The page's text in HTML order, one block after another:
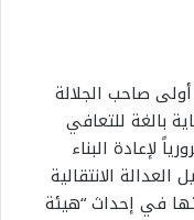
صاحب الجلالة
بالغة للتعافي
لإعادة البناء
الانتقالية
في إحداث “هيئة